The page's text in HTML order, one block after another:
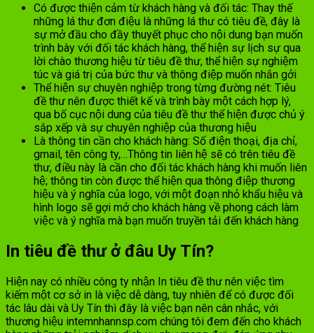
Có được thiện cảm từ khách hàng và đối tác: Thay thế
những lá thư đơn điệu là những lá thư có tiêu đề, đây là
sự mở đầu cho đầy thuyết phục cho nội dung bạn muốn
trình bày với đối tác khách hàng, thể hiện sự lịch sự qua
lời chào thương hiệu từ tiêu đề thư, thể hiện sự nghiệm
túc và giá trị của bức thư và thông điệp muốn nhắn gởi
Thể hiện sự chuyên nghiệp trong từng đường nét: Tiêu
đề thư nên được thiết kế và trình bày một cách hợp lý,
qua bố cục nội dung của tiêu đề thư thể hiện được chủ ý
sắp xếp và sự chuyên nghiệp của thương hiệu
Là thông tin cần cho khách hàng: Số điện thoại, địa chỉ,
gmail, tên công ty,…Thông tin liên hệ sẽ có trên tiêu đề
thư, điều này là cần cho đối tác khách hàng khi muốn liên
hệ; thông tin còn được thể hiện qua thông điệp thương
hiệu và ý nghĩa của logo, với một đoạn nhỏ khẩu hiệu và
hình logo sẽ gợi mở cho khách hàng về phong cách làm
việc và ý nghĩa mà bạn muốn truyền tải đến khách hàng
In tiêu đề thư ở đâu Uy Tín?
Hiện nay có nhiều công ty nhận In tiêu đề thư nên việc tìm
kiếm một cơ sở in là việc dễ dàng, tuy nhiên để có được đối
tác lâu dài và Uy Tín thì đây là việc bạn nên cân nhắc, với
thương hiệu intemnhannsp.com chúng tôi đem đến cho khách